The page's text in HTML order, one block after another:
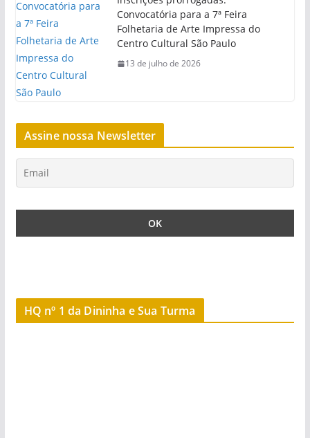
Convocatória para a 7ª Feira
Folhetaria de Arte Impressa do
Centro Cultural São Paulo
13 de julho de 2026
Assine nossa Newsletter
HQ nº 1 da Dininha e Sua Turma